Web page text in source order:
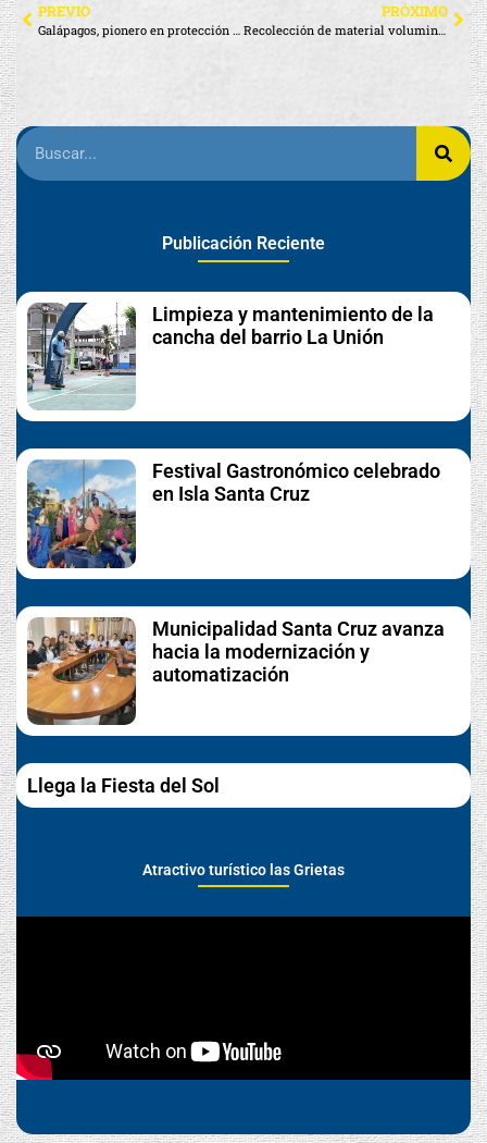
PREVIO
Galápagos, pionero en protección infantil
PRÓXIMO
Recolección de material voluminoso y chatarra en la parte alta de la isla Santa Cruz
Publicación Reciente
Limpieza y mantenimiento de la
cancha del barrio La Unión
Festival Gastronómico celebrado
en Isla Santa Cruz
Municipalidad Santa Cruz avanza
hacia la modernización y
automatización
Llega la Fiesta del Sol
Atractivo turístico las Grietas